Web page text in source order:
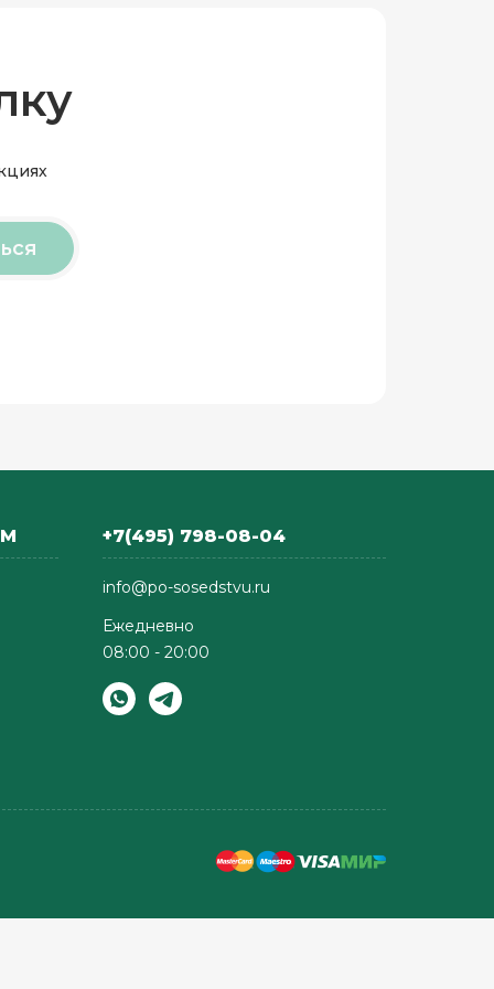
+7(495) 798-08-04
info@po-sosedstvu.ru
Ежедневно
08:00 - 20:00